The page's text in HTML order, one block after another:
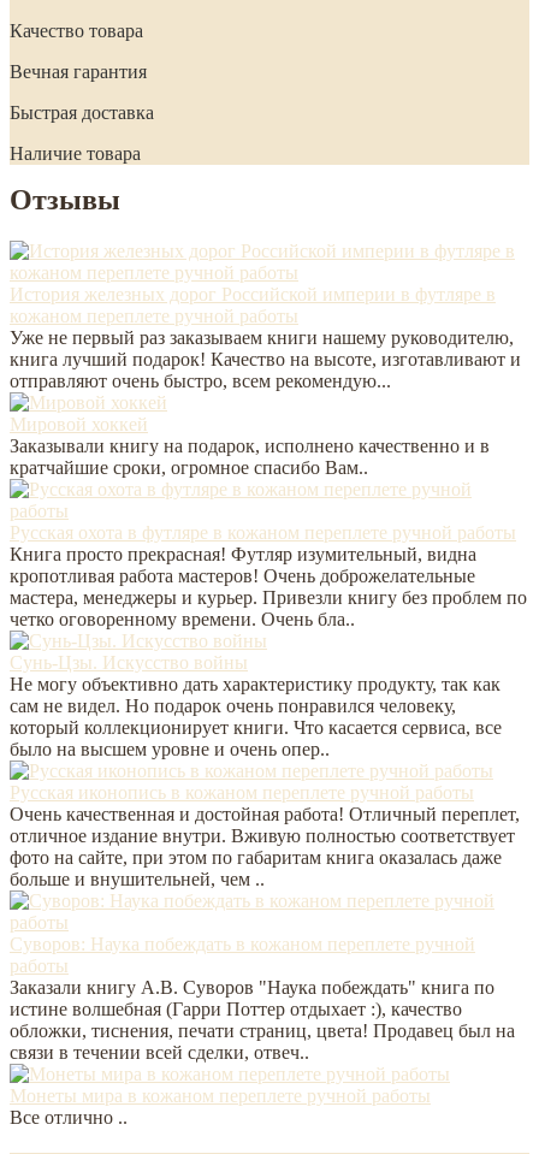
Качество товара
Вечная гарантия
Быстрая доставка
Наличие товара
Отзывы
История железных дорог Российской империи в футляре в
кожаном переплете ручной работы
Уже не первый раз заказываем книги нашему руководителю,
книга лучший подарок! Качество на высоте, изготавливают и
отправляют очень быстро, всем рекомендую...
Мировой хоккей
Заказывали книгу на подарок, исполнено качественно и в
кратчайшие сроки, огромное спасибо Вам..
Русская охота в футляре в кожаном переплете ручной работы
Книга просто прекрасная! Футляр изумительный, видна
кропотливая работа мастеров! Очень доброжелательные
мастера, менеджеры и курьер. Привезли книгу без проблем по
четко оговоренному времени. Очень бла..
Сунь-Цзы. Искусство войны
Не могу объективно дать характеристику продукту, так как
сам не видел. Но подарок очень понравился человеку,
который коллекционирует книги. Что касается сервиса, все
было на высшем уровне и очень опер..
Русская иконопись в кожаном переплете ручной работы
Очень качественная и достойная работа! Отличный переплет,
отличное издание внутри. Вживую полностью соответствует
фото на сайте, при этом по габаритам книга оказалась даже
больше и внушительней, чем ..
Суворов: Наука побеждать в кожаном переплете ручной
работы
Заказали книгу А.В. Суворов "Наука побеждать" книга по
истине волшебная (Гарри Поттер отдыхает :), качество
обложки, тиснения, печати страниц, цвета! Продавец был на
связи в течении всей сделки, отвеч..
Монеты мира в кожаном переплете ручной работы
Все отлично ..